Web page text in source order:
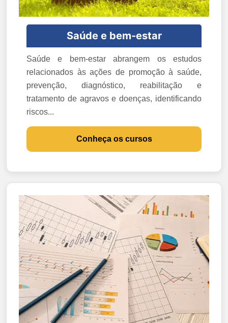
Saúde e bem-estar
Saúde e bem-estar abrangem os estudos
relacionados às ações de promoção à saúde,
prevenção, diagnóstico, reabilitação e
tratamento de agravos e doenças, identificando
riscos...
Conheça os cursos